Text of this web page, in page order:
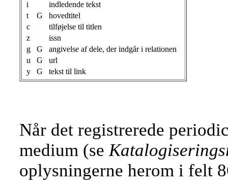
i
indledende tekst
t
G
hovedtitel
c
tilføjelse til titlen
z
issn
g
G
angivelse af dele, der indgår i relationen
u
G
url
y
G tekst til link
Når det registrerede
medium (se
oplysningerne herom i felt